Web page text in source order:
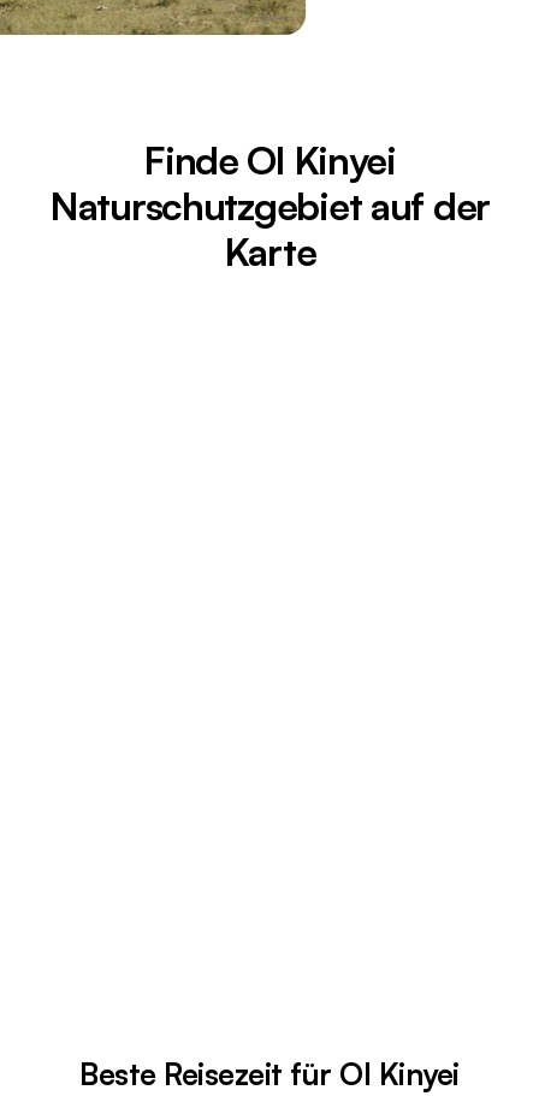
Finde Ol Kinyei
Naturschutzgebiet auf der
Karte
Beste Reisezeit für Ol Kinyei